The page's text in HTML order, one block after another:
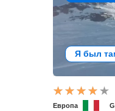
Я был
Европа